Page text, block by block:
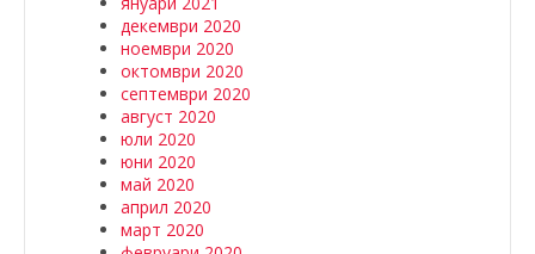
декември 2020
ноември 2020
октомври 2020
септември 2020
август 2020
юли 2020
юни 2020
май 2020
април 2020
март 2020